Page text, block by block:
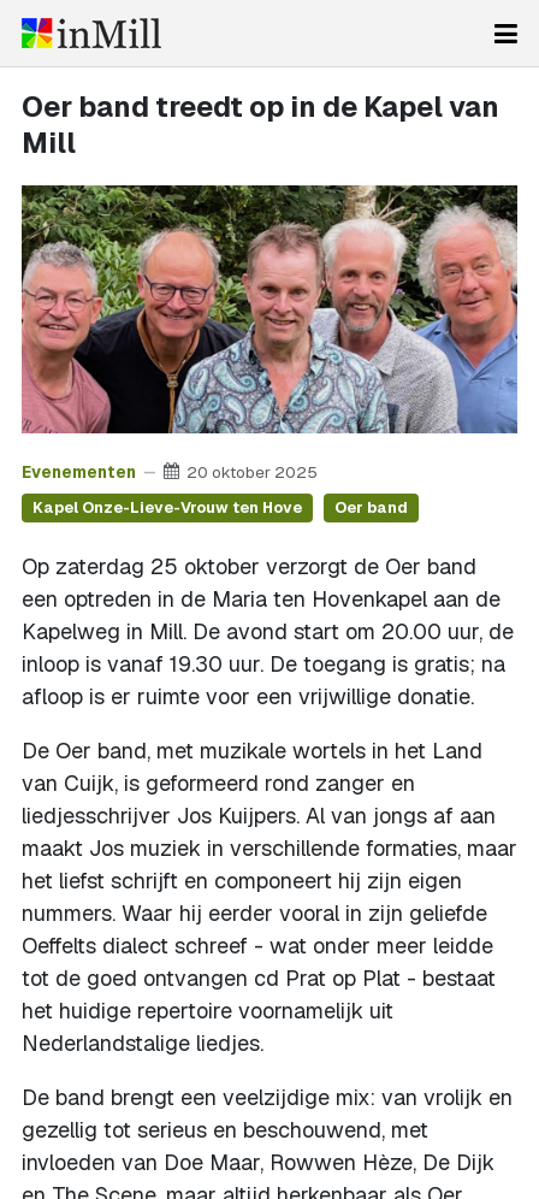
Oer band treedt op in de Kapel van
Mill
Evenementen 20 oktober 2025
Kapel Onze-Lieve-Vrouw ten Hove Oer band
Op zaterdag 25 oktober verzorgt de Oer band
een optreden in de Maria ten Hovenkapel aan de
Kapelweg in Mill. De avond start om 20.00 uur, de
inloop is vanaf 19.30 uur. De toegang is gratis; na
afloop is er ruimte voor een vrijwillige donatie.
De Oer band, met muzikale wortels in het Land
van Cuijk, is geformeerd rond zanger en
liedjesschrijver Jos Kuijpers. Al van jongs af aan
maakt Jos muziek in verschillende formaties, maar
het liefst schrijft en componeert hij zijn eigen
nummers. Waar hij eerder vooral in zijn geliefde
Oeffelts dialect schreef - wat onder meer leidde
tot de goed ontvangen cd Prat op Plat - bestaat
het huidige repertoire voornamelijk uit
Nederlandstalige liedjes.
De band brengt een veelzijdige mix: van vrolijk en
gezellig tot serieus en beschouwend, met
invloeden van Doe Maar, Rowwen Hèze, De Dijk